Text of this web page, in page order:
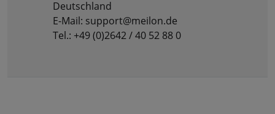
Deutschland
E-Mail: support@meilon.de
Tel.: +49 (0)2642 / 40 52 88 0